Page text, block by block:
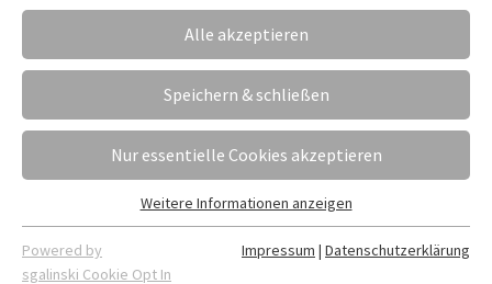
Hochschulreife
27.06.2024 Erstellt vonAnsgar Sindermann
Die Fachhochschulreife oder das Abitur zu haben ist
eine gute Sache – benötigt man sie doch z.B. als
Zulassung für ein Studium. Genau diese
Qualifikation fehlte unseren Absolvent*innen der
FOS, und so drückten sie nach ihrer
Berufsausbildung nochmal für ein Jahr die
Alle akzeptieren
Speichern & schließen
Nur essentielle Cookies akzeptieren
Essentielle Cookies werden für grundlegende Funktionen der
Webseite benötigt. Dadurch ist gewährleistet, dass die
Weitere Informationen anzeigen
Powered by
sgalinski Cookie Opt In
Impressum | Datenschutzerklärung